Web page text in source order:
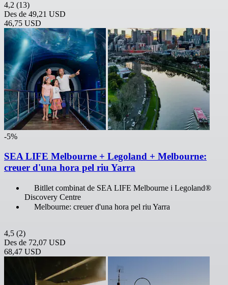
4,2 (13)
Des de 49,21 USD
46,75 USD
-5%
SEA LIFE Melbourne + Legoland + Melbourne:
creuer d'una hora pel riu Yarra
Bitllet combinat de SEA LIFE Melbourne i Legoland®
Discovery Centre
Melbourne: creuer d'una hora pel riu Yarra
4,5 (2)
Des de 72,07 USD
68,47 USD